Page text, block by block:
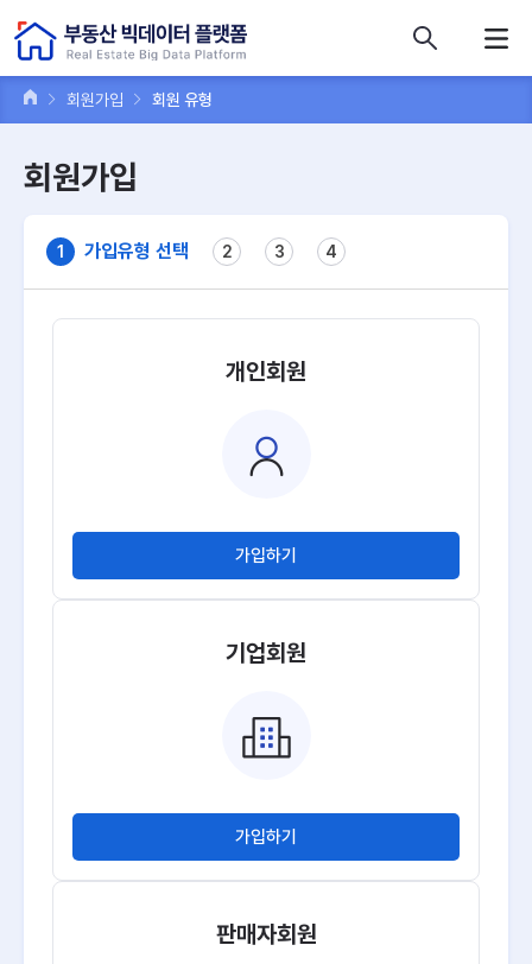
회원가입 회원 유형
회원가입
1 가입유형 선택 2 3 4
개인회원
가입하기
기업회원
가입하기
판매자회원